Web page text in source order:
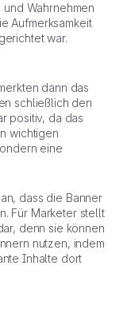
Wahrnehmen
Aufmerksamkeit
war.
dann das
schließlich den
positiv, da das
wichtigen
eine
dass die Banner
Für Marketer stellt
denn sie können
nutzen, indem
Inhalte dort